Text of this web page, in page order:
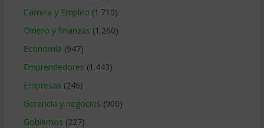
Carrera y Empleo (1.710)
Dinero y finanzas (1.260)
Economía (947)
Emprendedores (1.443)
Empresas (246)
Gerencia y negocios (900)
Gobiernos (227)